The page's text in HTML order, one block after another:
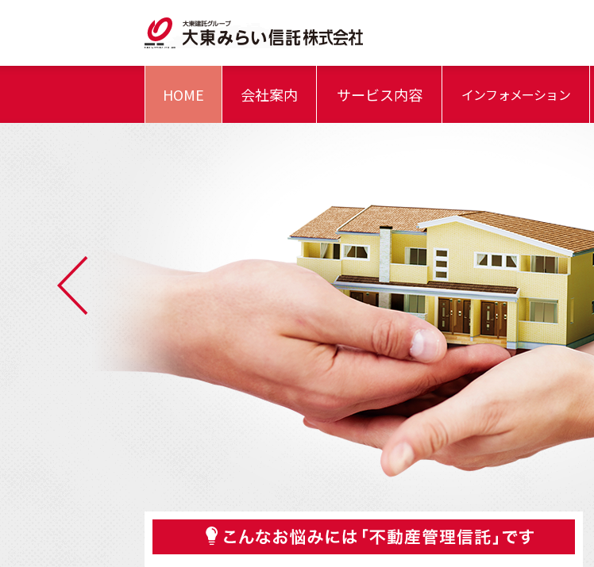
HOME 会社案内 サービス内容
4.信託の安全性/ 5.商事信託と民事信託（家族信託）
6-1.不動産管理信託 ～ 信託の目的/6-2.不動産管理信託 ～ 信託のしくみ
円満の五ヶ条
遺言信託サービスとは…
インフォメーション